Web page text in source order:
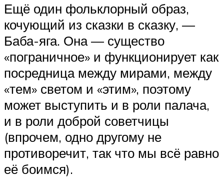
Ещё один фольклорный образ,
кочующий из сказки в сказку, —
Баба-яга. Она — существо
«пограничное» и функционирует как
посредница между мирами, между
«тем» светом и «этим», поэтому
может выступить и в роли палача,
и в роли доброй советчицы
(впрочем, одно другому не
противоречит, так что мы всё равно
её боимся).